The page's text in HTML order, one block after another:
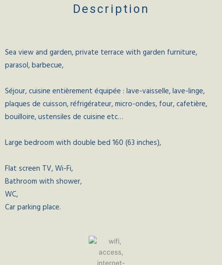
Description
Sea view and garden, private terrace with garden furniture,
parasol, barbecue,
Séjour, cuisine entièrement équipée : lave-vaisselle, lave-linge,
plaques de cuisson, réfrigérateur, micro-ondes, four, cafetière,
bouilloire, ustensiles de cuisine etc…
Large bedroom with double bed 160 (63 inches),
Flat screen TV, Wi-Fi,
Bathroom with shower,
WC,
Car parking place.